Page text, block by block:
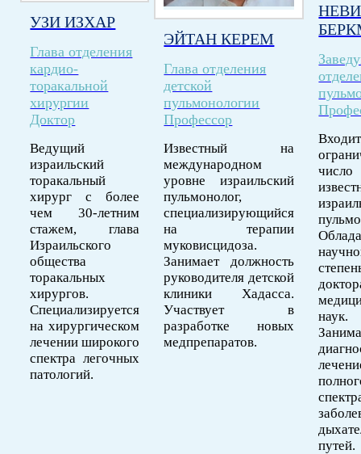
УЗИ ИЗХАР
Глава отделения
кардио-
торакальной
хирургии
Доктор
Ведущий
израильский
торакальный
хирург с более
чем 30-летним
стажем, глава
Израильского
общества
торакальных
хирургов.
Специализируется
на хирургическом
лечении широкого
спектра легочных
патологий.
ЭЙТАН КЕРЕМ
Глава отделения
детской
пульмонологии
Профессор
Известный на
международном
уровне израильский
пульмонолог,
специализирующийся
на терапии
муковисцидоза.
Занимает должность
руководителя детской
клиники Хадасса.
Участвует в
разработке новых
медпрепаратов.
наук.
путей.